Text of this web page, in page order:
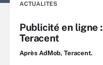
ACTUALITES
Publicité en ligne
Teracent
Après AdMob, Teracent.